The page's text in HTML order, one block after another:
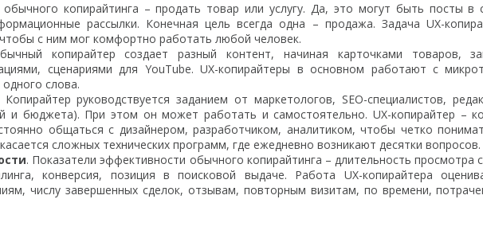
обычного копирайтинга – продать товар или услугу. Да, это могут быть посты в
рассылки. Конечная цель всегда одна – продажа. Задача UX-
с ним мог комфортно работать любой человек.
копирайтер создает разный контент, начиная карточками товаров,
сценариями для YouTube. UX-копирайтеры в основном работают с
слова.
Копирайтер руководствуется заданием от маркетологов, SEO-специалистов,
и бюджета). При этом он может работать и самостоятельно. UX-копирайтер –
общаться с дизайнером, разработчиком, аналитиком, чтобы четко
сложных технических программ, где ежедневно возникают десятки вопросов.
. Показатели эффективности обычного копирайтинга – длительность просмотра
конверсия, позиция в поисковой выдаче. Работа UX-копирайтера
числу завершенных сделок, отзывам, повторным визитам, по времени,